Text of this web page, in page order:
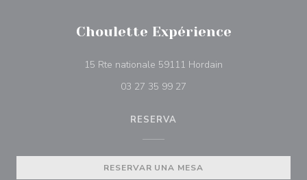
Choulette Expérience
15 Rte nationale 59111 Hordain
03 27 35 99 27
RESERVA
RESERVAR UNA MESA